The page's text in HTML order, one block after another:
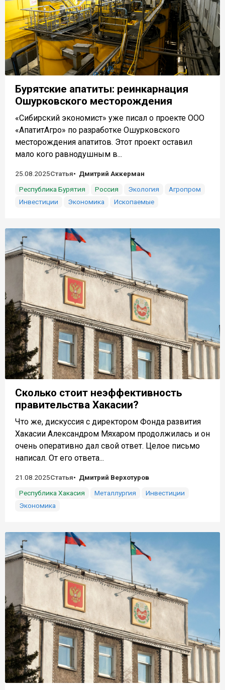
Бурятские апатиты: реинкарнация
Ошурковского месторождения
«Сибирский экономист» уже писал о проекте ООО
«АпатитАгро» по разработке Ошурковского
месторождения апатитов. Этот проект оставил
мало кого равнодушным в...
25.08.2025Статья
Дмитрий Аккерман
Республика Бурятия
Россия Экология
Агропром
Инвестиции
Экономика Ископаемые
Сколько стоит неэффективность
правительства Хакасии?
Что же, дискуссия с директором Фонда развития
Хакасии Александром Мяхаром продолжилась и он
очень оперативно дал свой ответ. Целое письмо
написал. От его ответа...
21.08.2025Статья
Дмитрий Верхотуров
Республика Хакасия
Металлургия
Инвестиции
Экономика